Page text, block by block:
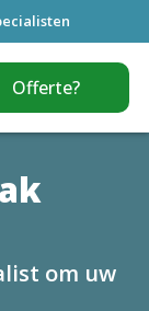
Offerte?
om uw